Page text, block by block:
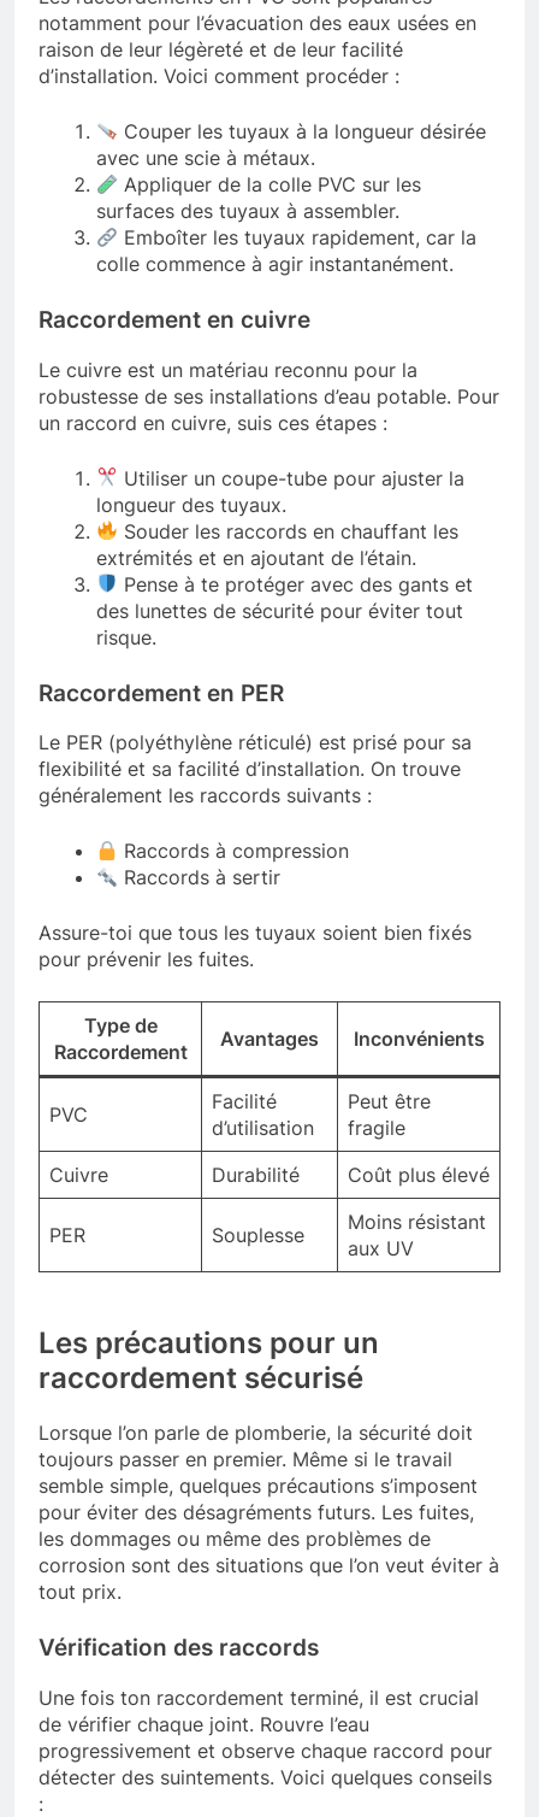
notamment pour l’évacuation des eaux usées en
raison de leur légèreté et de leur facilité
d’installation. Voici comment procéder :
Couper les tuyaux à la longueur désirée
avec une scie à métaux.
Appliquer de la colle PVC sur les
surfaces des tuyaux à assembler.
Emboîter les tuyaux rapidement, car la
colle commence à agir instantanément.
Raccordement en cuivre
Le cuivre est un matériau reconnu pour la
robustesse de ses installations d’eau potable. Pour
un raccord en cuivre, suis ces étapes :
Utiliser un coupe-tube pour ajuster la
longueur des tuyaux.
Souder les raccords en chauffant les
extrémités et en ajoutant de l’étain.
Pense à te protéger avec des gants et
des lunettes de sécurité pour éviter tout
risque.
Raccordement en PER
Le PER (polyéthylène réticulé) est prisé pour sa
flexibilité et sa facilité d’installation. On trouve
généralement les raccords suivants :
Raccords à compression
Raccords à sertir
Assure-toi que tous les tuyaux soient bien fixés
pour prévenir les fuites.
Type de
Raccordement
Avantages Inconvénients
PVC
Facilité
d’utilisation
Peut être
fragile
Cuivre
Durabilité Coût plus élevé
PER Souplesse
Moins résistant
aux UV
Les précautions pour un
raccordement sécurisé
Lorsque l’on parle de plomberie, la sécurité doit
toujours passer en premier. Même si le travail
semble simple, quelques précautions s’imposent
pour éviter des désagréments futurs. Les fuites,
les dommages ou même des problèmes de
corrosion sont des situations que l’on veut éviter à
tout prix.
Vérification des raccords
Une fois ton raccordement terminé, il est crucial
de vérifier chaque joint. Rouvre l’eau
progressivement et observe chaque raccord pour
détecter des suintements. Voici quelques conseils
: